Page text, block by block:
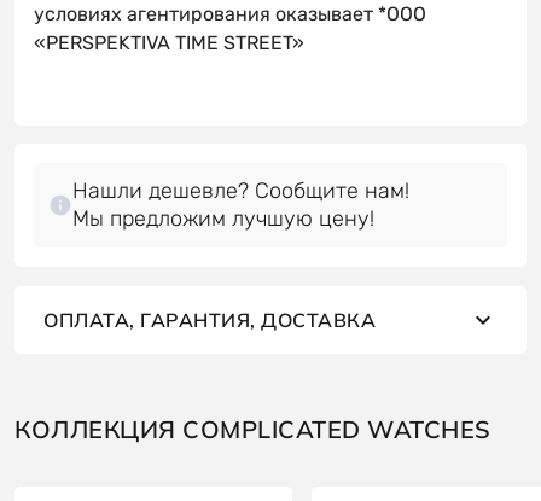
условиях агентирования оказывает *OOO
«PERSPEKTIVA TIME STREET»
Нашли дешевле? Сообщите нам!
Мы предложим лучшую цену!
ОПЛАТА, ГАРАНТИЯ, ДОСТАВКА
КОЛЛЕКЦИЯ COMPLICATED WATCHES